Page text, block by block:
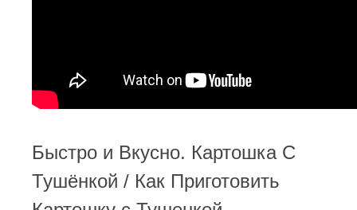
Быстро и Вкусно. Картошка С
Тушёнкой / Как Приготовить